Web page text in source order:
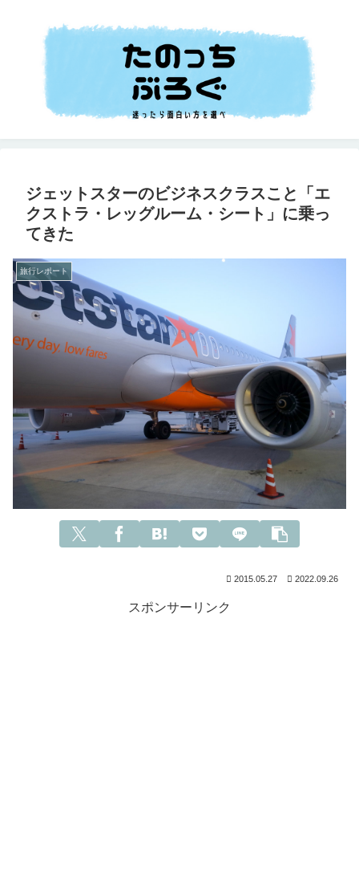
ジェットスターのビジネスクラスこと「エ
クストラ・レッグルーム・シート」に乗っ
てきた
旅行レポート
2015.05.27 2022.09.26
スポンサーリンク